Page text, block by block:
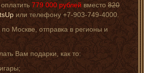
779 000 рублей вместо820
или телефону +7-903-749-4000.
по Москве, отправка в регионы и
Вам подарки, как то: